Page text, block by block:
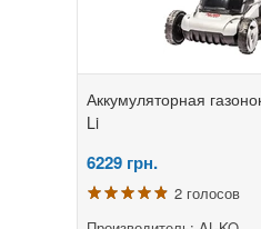
Аккумуляторная
Li
6229 грн.
2 голосов